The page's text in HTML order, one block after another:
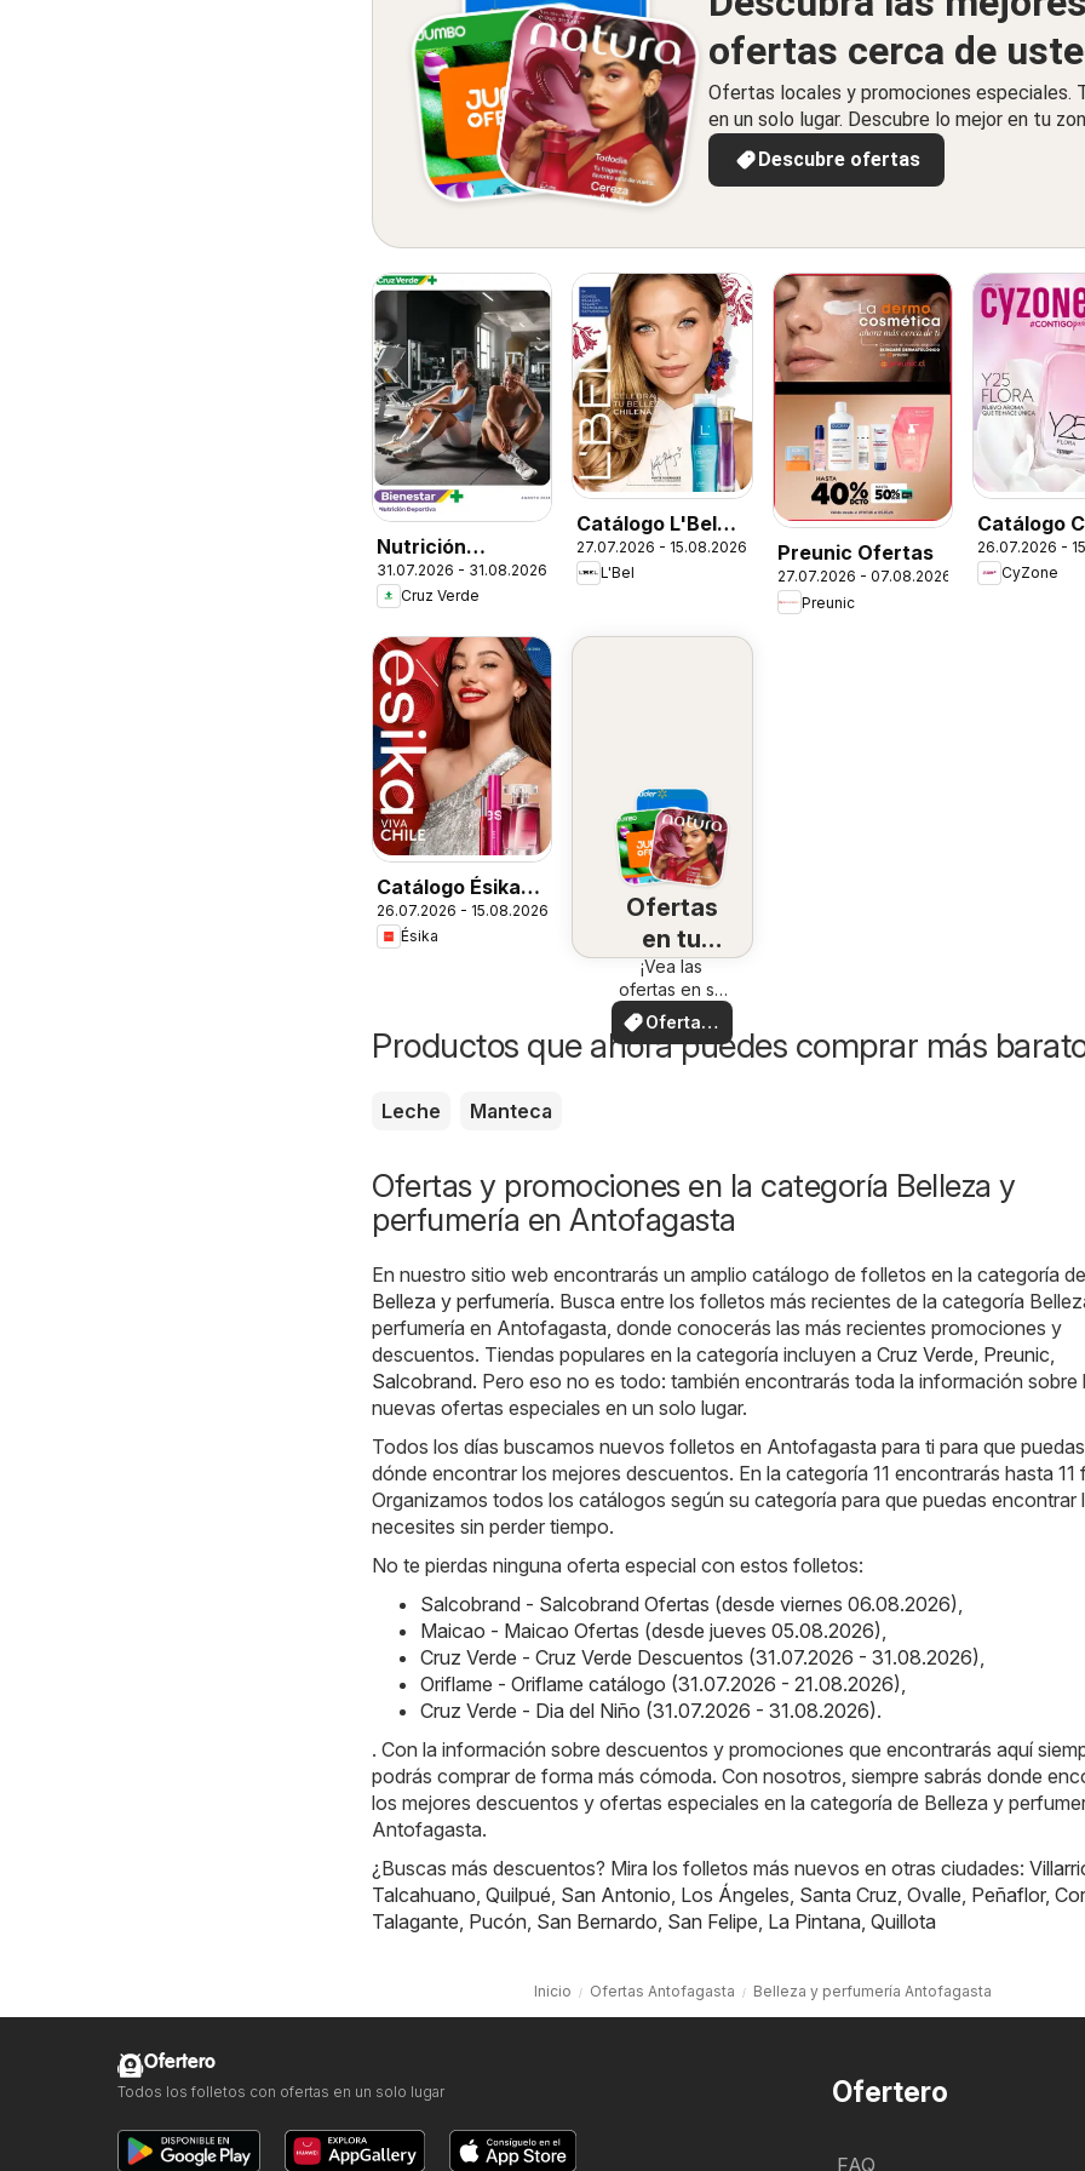
ofertas cerca de
Ofertas locales y promociones especiales.
en un solo lugar. Descubre lo mejor en tu
Descubre ofertas
Nutrición
Deportiva
31.07.2026 - 31.08.2026
Cruz Verde
Catálogo L'Bel
Campaña 13
27.07.2026 - 15.08.2026
L'Bel
Preunic Ofertas
27.07.2026 - 07.08.2026
Preunic
Catálogo
Campaña
26.07.2026 -
CyZone
Catálogo Ésika
Campaña 13
26.07.2026 - 15.08.2026
Ésika
Ofertas
en tu
zona
¡Vea las
ofertas en su
zona!
Ofertas
locales
Productos que ahora puedes comprar más
Leche Manteca
Ofertas y promociones en la categoría Belleza y
perfumería en Antofagasta
En nuestro sitio web encontrarás un amplio catálogo de folletos en la categoría de
Belleza y perfumería. Busca entre los folletos más recientes de la categoría
perfumería en Antofagasta, donde conocerás las más recientes promociones y
descuentos. Tiendas populares en la categoría incluyen a Cruz Verde, Preunic,
Salcobrand. Pero eso no es todo: también encontrarás toda la información sobre
nuevas ofertas especiales en un solo lugar.
Todos los días buscamos nuevos folletos en Antofagasta para ti para que
dónde encontrar los mejores descuentos. En la categoría 11 encontrarás hasta 11
Organizamos todos los catálogos según su categoría para que puedas encontrar
necesites sin perder tiempo.
No te pierdas ninguna oferta especial con estos folletos:
Salcobrand - Salcobrand Ofertas (desde viernes 06.08.2026),
Maicao - Maicao Ofertas (desde jueves 05.08.2026),
Cruz Verde - Cruz Verde Descuentos (31.07.2026 - 31.08.2026),
Oriflame - Oriflame catálogo (31.07.2026 - 21.08.2026),
Cruz Verde - Dia del Niño (31.07.2026 - 31.08.2026).
. Con la información sobre descuentos y promociones que encontrarás aquí
podrás comprar de forma más cómoda. Con nosotros, siempre sabrás donde
los mejores descuentos y ofertas especiales en la categoría de Belleza y
Antofagasta.
¿Buscas más descuentos? Mira los folletos más nuevos en otras ciudades:
Talcahuano, Quilpué, San Antonio, Los Ángeles, Santa Cruz, Ovalle, Peñaflor,
Talagante, Pucón, San Bernardo, San Felipe, La Pintana, Quillota
Inicio Ofertas Antofagasta Belleza y perfumería Antofagasta
Ofertero
FAQ
Ofertero
Todos los folletos con ofertas en un solo lugar